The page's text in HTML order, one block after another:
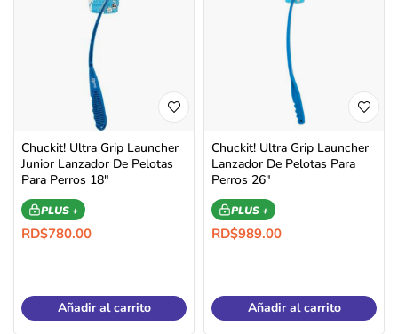
Chuckit! Ultra Grip Launcher
Junior Lanzador De Pelotas
Para Perros 18″
PLUS +
RD$780.00
Añadir al carrito
Chuckit! Ultra Grip Launcher
Lanzador De Pelotas Para
Perros 26″
PLUS +
RD$989.00
Añadir al carrito